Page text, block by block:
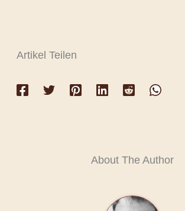
Artikel Teilen
About The Author